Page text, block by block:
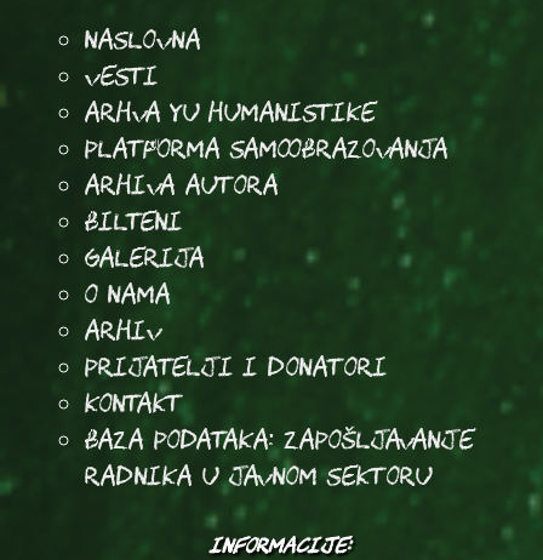
Naslovna
Vesti
Arhva YU Humanistike
Platforma samoobrazovanja
arhiva autora
Bilteni
Galerija
O Nama
Arhiv
Prijatelji i donatori
Kontakt
Baza podataka: Zapošljavanje
radnika u javnom sektoru
INFORMACIJE: